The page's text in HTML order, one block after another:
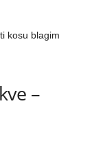
kosu blagim
–